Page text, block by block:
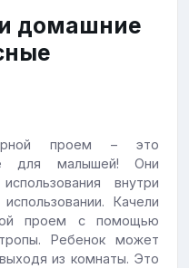
домашние
проем – это
для малышей! Они
внутри
Качели
проем с помощью
Ребенок может
из комнаты. Это